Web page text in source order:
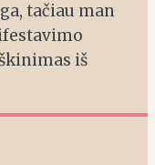
tačiau man
iš